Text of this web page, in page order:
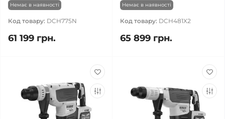
Немає в наявності
Код товару: DCH775N
61 199 грн.
Немає в наявності
Код товару: DCH481X2
65 899 грн.